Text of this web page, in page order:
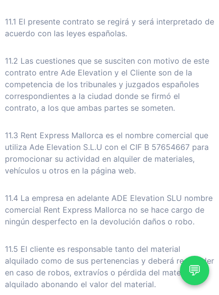
💬
11.1 El presente contrato se regirá y será interpretado de
acuerdo con las leyes españolas.
11.2 Las cuestiones que se susciten con motivo de este
contrato entre Ade Elevation y el Cliente son de la
competencia de los tribunales y juzgados españoles
correspondientes a la ciudad donde se firmó el
contrato, a los que ambas partes se someten.
11.3 Rent Express Mallorca es el nombre comercial que
utiliza Ade Elevation S.L.U con el CIF B 57654667 para
promocionar su actividad en alquiler de materiales,
vehículos u otros en la página web.
11.4 La empresa en adelante ADE Elevation SLU nombre
comercial Rent Express Mallorca no se hace cargo de
ningún desperfecto en la devolución daños o robo.
11.5 El cliente es responsable tanto del material
alquilado como de sus pertenencias y deberá responder
en caso de robos, extravíos o pérdida del material
alquilado abonando el valor del material.